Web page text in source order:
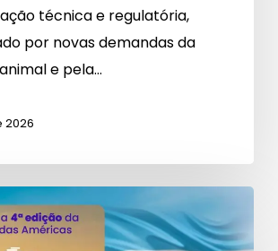
técnica e regulatória,
por novas demandas da
e pela…
2026